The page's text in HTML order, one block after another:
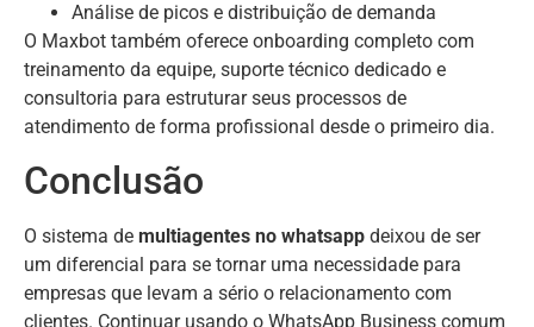
Análise de picos e distribuição de demanda
O Maxbot também oferece onboarding completo com
treinamento da equipe, suporte técnico dedicado e
consultoria para estruturar seus processos de
atendimento de forma profissional desde o primeiro dia.
Conclusão
O sistema de multiagentes no whatsapp deixou de ser
um diferencial para se tornar uma necessidade para
empresas que levam a sério o relacionamento com
clientes. Continuar usando o WhatsApp Business comum